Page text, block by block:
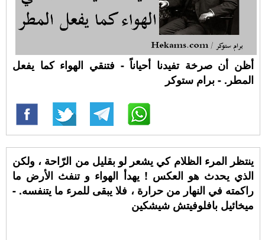
أظن أن صرخة تفيدنا أحياناً - فتنقي الهواء كما يفعل
المطر. - برام ستوكر
ينتظر المرء الظلام كي يشعر لو بقليل من الرّاحة ، ولكن
الذي يحدث هو العكس ! يهدأ الهواء و تنفث الأرض ما
راكمته في النهار من حرارة ، فلا يبقى للمرء ما يتنفسه. -
ميخائيل بافلوفيتش شيشكين